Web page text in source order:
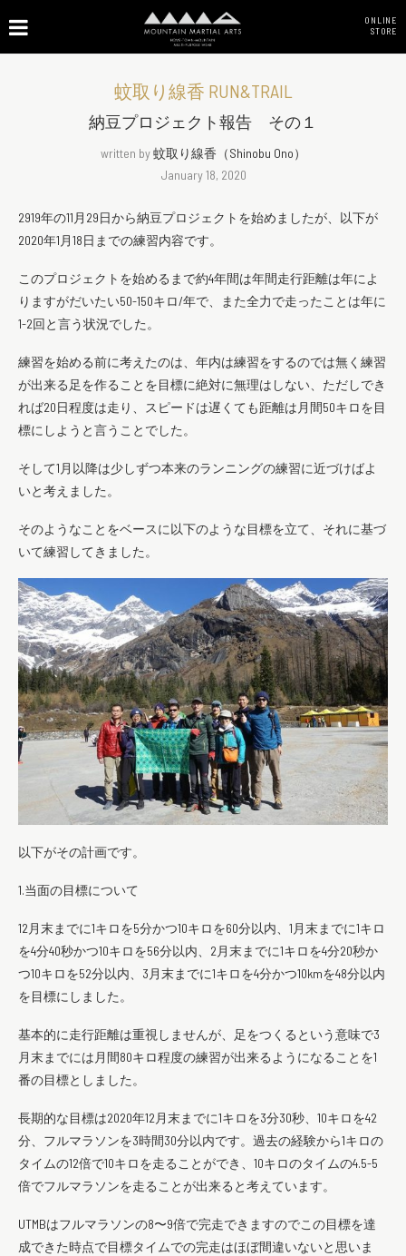
ONLINE
STORE
蚊取り線香 RUN&TRAIL
納豆プロジェクト報告 その１
written by蚊取り線香（Shinobu Ono）
January 18, 2020
2919年の11月29日から納豆プロジェクトを始めましたが、以下が
2020年1月18日までの練習内容です。
このプロジェクトを始めるまで約4年間は年間走行距離は年によ
りますがだいたい50-150キロ/年で、また全力で走ったことは年に
1-2回と言う状況でした。
練習を始める前に考えたのは、年内は練習をするのでは無く練習
が出来る足を作ることを目標に絶対に無理はしない、ただしでき
れば20日程度は走り、スピードは遅くても距離は月間50キロを目
標にしようと言うことでした。
そして1月以降は少しずつ本来のランニングの練習に近づけばよ
いと考えました。
そのようなことをベースに以下のような目標を立て、それに基づ
いて練習してきました。
以下がその計画です。
1.当面の目標について
12月末までに1キロを5分かつ10キロを60分以内、1月末までに1キロ
を4分40秒かつ10キロを56分以内、2月末までに1キロを4分20秒か
つ10キロを52分以内、3月末までに1キロを4分かつ10kmを48分以内
を目標にしました。
基本的に走行距離は重視しませんが、足をつくるという意味で3
月末までには月間80キロ程度の練習が出来るようになることを1
番の目標としました。
長期的な目標は2020年12月末までに1キロを3分30秒、10キロを42
分、フルマラソンを3時間30分以内です。過去の経験から1キロの
タイムの12倍で10キロを走ることができ、10キロのタイムの4.5-5
倍でフルマラソンを走ることが出来ると考えています。
UTMBはフルマラソンの8〜9倍で完走できますのでこの目標を達
成できた時点で目標タイムでの完走はほぼ間違いないと思いま